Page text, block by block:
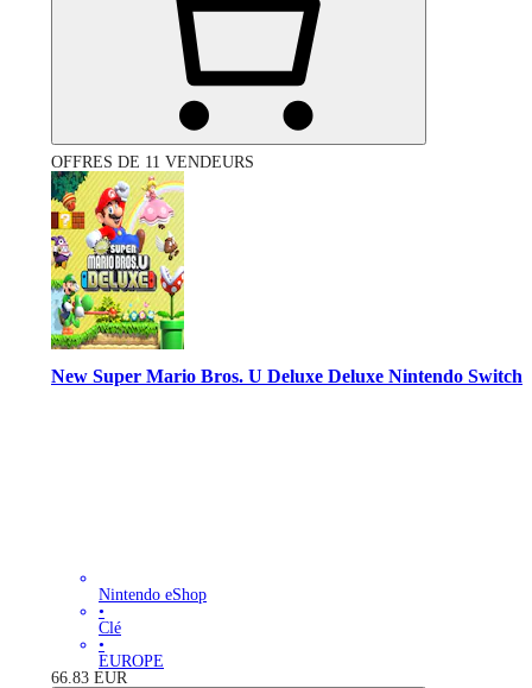
OFFRES DE 11 VENDEURS
New Super Mario Bros. U Deluxe Deluxe Nintendo Switch
Nintendo eShop
•
Clé
•
EUROPE
66.83 EUR